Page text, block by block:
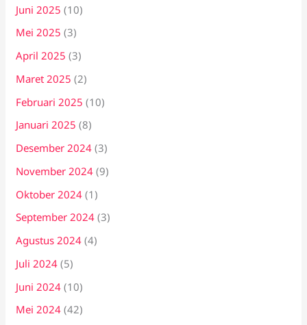
Juni 2025 (10)
Mei 2025 (3)
April 2025 (3)
Maret 2025 (2)
Februari 2025 (10)
Januari 2025 (8)
Desember 2024 (3)
November 2024 (9)
Oktober 2024 (1)
September 2024 (3)
Agustus 2024 (4)
Juli 2024 (5)
Juni 2024 (10)
Mei 2024 (42)